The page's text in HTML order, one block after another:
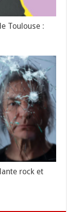
Toulouse :
rock et